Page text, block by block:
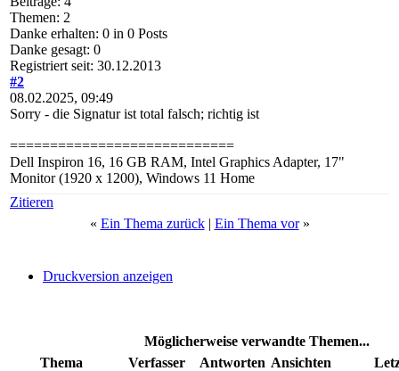
Themen: 2
Danke erhalten: 0 in 0 Posts
Danke gesagt: 0
Registriert seit: 30.12.2013
#2
08.02.2025, 09:49
Sorry - die Signatur ist total falsch; richtig ist
============================
Dell Inspiron 16, 16 GB RAM, Intel Graphics Adapter, 17"
Monitor (1920 x 1200), Windows 11 Home
Zitieren
« Ein Thema zurück| Ein Thema vor»
Druckversion anzeigen
Möglicherweise verwandte Themen...
Thema
Verfasser Antworten Ansichten